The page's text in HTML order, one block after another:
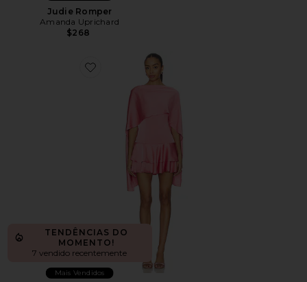
Judie Romper
Amanda Uprichard
$268
Favorite Macie Mini Dress
TENDÊNCIAS DO
MOMENTO!
7 vendido recentemente
Mais Vendidos